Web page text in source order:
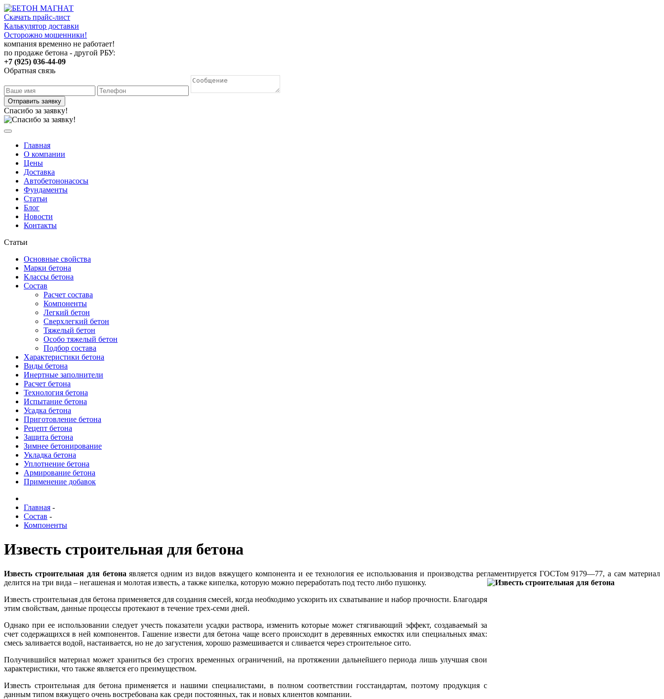
Скачать прайс-лист
Калькулятор доставки
Осторожно мошенники!
компания временно не работает!
по продаже бетона - другой РБУ:
+7 (925) 036-44-09
Обратная связь
Отправить заявку
Спасибо за заявку!
Главная
О компании
Цены
Доставка
Автобетононасосы
Фундаменты
Статьи
Блог
Новости
Контакты
Статьи
Основные свойства
Марки бетона
Классы бетона
Состав
Расчет состава
Компоненты
Легкий бетон
Сверхлегкий бетон
Тяжелый бетон
Особо тяжелый бетон
Подбор состава
Характеристики бетона
Виды бетона
Инертные заполнители
Расчет бетона
Технология бетона
Испытание бетона
Усадка бетона
Приготовление бетона
Рецепт бетона
Защита бетона
Зимнее бетонирование
Укладка бетона
Уплотнение бетона
Армирование бетона
Применение добавок
Главная -
Состав -
Компоненты
Известь строительная для бетона
Известь строительная для бетона является одним из видов вяжущего компонента и ее технология ее использования и производства регламентируется ГОСТом 9179—77, а сам материал
делится на три вида – негашеная и молотая известь, а также кипелка, которую можно переработать под тесто либо пушонку.
Известь строительная для бетона применяется для создания смесей, когда необходимо ускорить их схватывание и набор прочности. Благодаря
этим свойствам, данные процессы протекают в течение трех-семи дней.
Однако при ее использовании следует учесть показатели усадки раствора, изменить которые может стягивающий эффект, создаваемый за
счет содержащихся в ней компонентов. Гашение извести для бетона чаще всего происходит в деревянных емкостях или специальных ямах:
смесь заливается водой, настаивается, но не до загустения, хорошо размешивается и сливается через строительное сито.
Получившийся материал может храниться без строгих временных ограничений, на протяжении дальнейшего периода лишь улучшая свои
характеристики, что также является его преимуществом.
Известь строительная для бетона применяется и нашими специалистами, в полном соответствии госстандартам, поэтому продукция с
данным типом вяжущего очень востребована как среди постоянных, так и новых клиентов компании.